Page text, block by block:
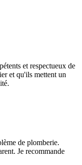
et respectueux de
et qu'ils mettent un
de plomberie.
Je recommande